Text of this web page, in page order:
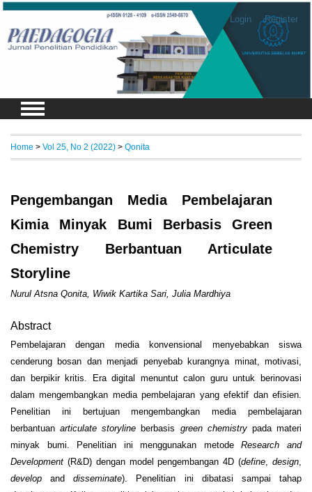
Login Register
Home > Vol 25, No 2 (2022) > Qonita
Pengembangan Media Pembelajaran
Kimia Minyak Bumi Berbasis Green
Chemistry Berbantuan Articulate
Storyline
Nurul Atsna Qonita, Wiwik Kartika Sari, Julia Mardhiya
Abstract
Pembelajaran dengan media konvensional menyebabkan siswa
cenderung bosan dan menjadi penyebab kurangnya minat, motivasi,
dan berpikir kritis. Era digital menuntut calon guru untuk berinovasi
dalam mengembangkan media pembelajaran yang efektif dan efisien.
Penelitian ini bertujuan mengembangkan media pembelajaran
berbantuanarticulate storyline berbasis green chemistrypada materi
minyak bumi. Penelitian ini menggunakan metodeResearch and
Development (R&D) dengan model pengembangan 4D (define ,design
develop anddisseminate). Penelitian ini dibatasi sampai tahap